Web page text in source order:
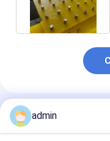
Produits
admin